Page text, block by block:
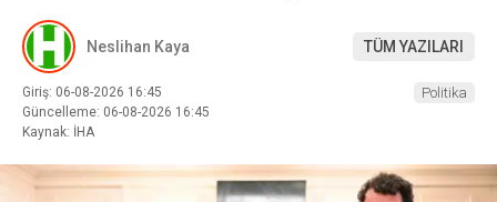
Neslihan Kaya TÜM YAZILARI
Giriş: 06-08-2026 16:45
Güncelleme: 06-08-2026 16:45
Kaynak: İHA
Politika